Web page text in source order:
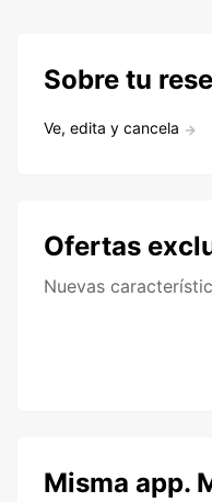
Sobre tu
Ve, edita y cancela
Ofertas
Nuevas
Misma app.